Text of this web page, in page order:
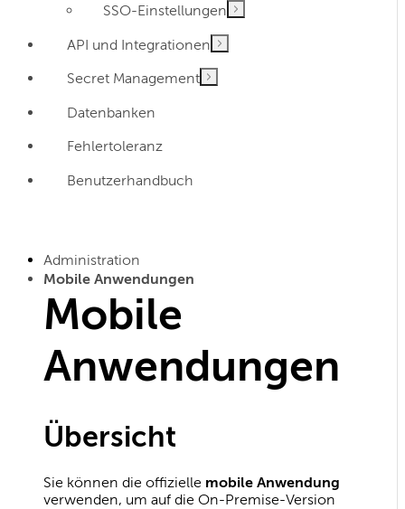
SSO-Einstellungen
API und Integrationen
Secret Management
Datenbanken
Fehlertoleranz
Benutzerhandbuch
Administration
Mobile Anwendungen
Mobile
Anwendungen
Übersicht
Sie können die offizielle mobile Anwendung
verwenden, um auf die On-Premise-Version